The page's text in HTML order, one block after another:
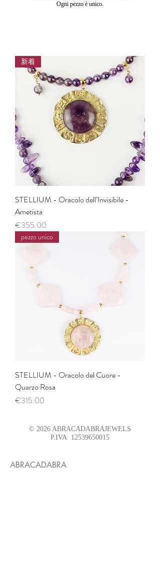
Ogni pezzo è unico.
新着
STELLIUM - Oracolo dell’Invisibile -
Ametista
価格
€355.00
pezzo unico
STELLIUM - Oracolo del Cuore -
Quarzo Rosa
価格
€315.00
© 2026 ABRACADABRAJEWELS
P.IVA 12539650015
ABRACADABRA